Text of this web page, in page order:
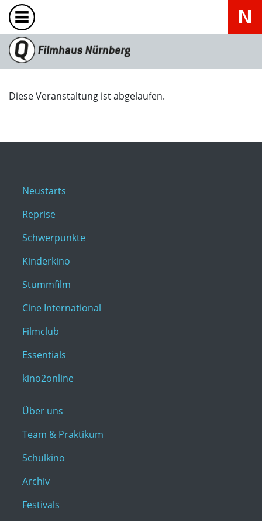
Diese Veranstaltung ist abgelaufen.
Neustarts
Reprise
Schwerpunkte
Kinderkino
Stummfilm
Cine International
Filmclub
Essentials
kino2online
Über uns
Team & Praktikum
Schulkino
Archiv
Festivals